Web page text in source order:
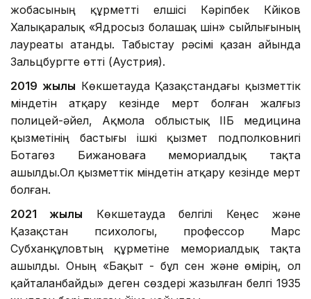
жобасының құрметті елшісі Кәріпбек Күйіков
Халықаралық «Ядросыз болашақ үшін» сыйлығының
лауреаты атанды. Табыстау рәсімі қазан айында
Зальцбургте өтті (Аустрия).
2019 жылы Көкшетауда Қазақстандағы қызметтік
міндетін атқару кезінде мерт болған жалғыз
полицей-әйел, Ақмола облыстық ІІБ медицина
қызметінің бастығы ішкі қызмет подполковнигі
Ботагөз Бижановаға мемориалдық тақта
ашылды.Ол қызметтік міндетін атқару кезінде мерт
болған.
2021 жылы Көкшетауда белгілі Кеңес және
Қазақстан психологы, профессор Марс
Субханқұловтың құрметіне мемориалдық тақта
ашылды. Оның «Бақыт - бұл сен және өмірің, ол
қайталанбайды» деген сөздері жазылған белгі 1935